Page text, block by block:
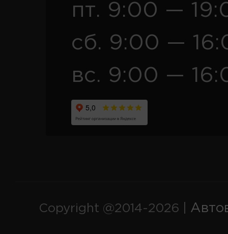
пт. 9:00 —
сб. 9:00 —
вс. 9:00 —
Copyright @2014-2026 |